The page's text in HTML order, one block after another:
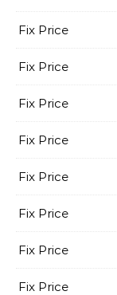
Fix Price
Fix Price
Fix Price
Fix Price
Fix Price
Fix Price
Fix Price
Fix Price